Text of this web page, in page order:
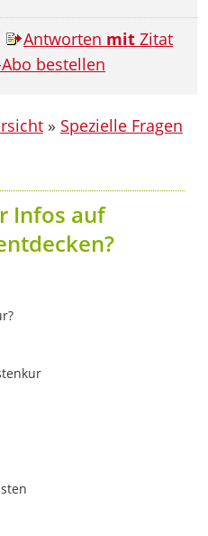
Antworten mit Zitat
bestellen
» Spezielle Fragen
Infos auf